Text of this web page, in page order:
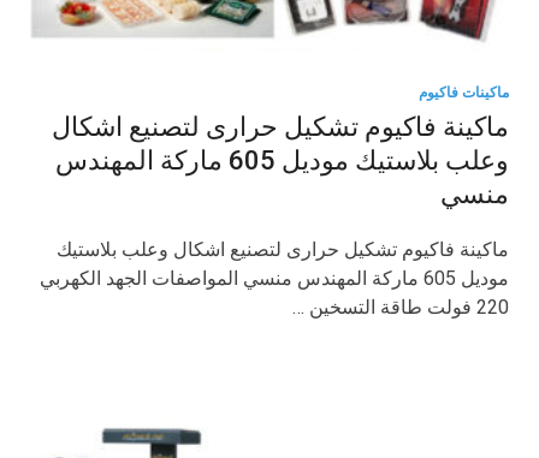
ماكينات فاكيوم
ماكينة فاكيوم تشكيل حرارى لتصنيع اشكال
وعلب بلاستيك موديل 605 ماركة المهندس
منسي
ماكينة فاكيوم تشكيل حرارى لتصنيع اشكال وعلب بلاستيك
موديل 605 ماركة المهندس منسي المواصفات الجهد الكهربي
220 فولت طاقة التسخين …